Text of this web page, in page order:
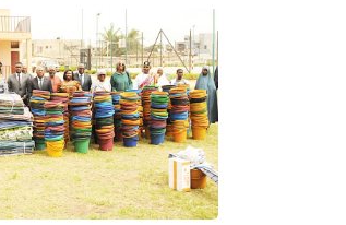
MARCHÉS PUBLICS